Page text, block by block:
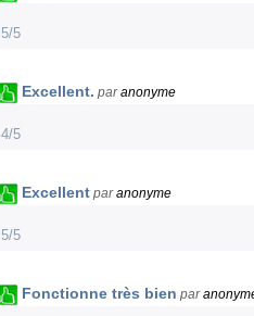
5/5
Excellent. paranonyme
4/5
Excellent paranonyme
5/5
Fonctionne très bien par